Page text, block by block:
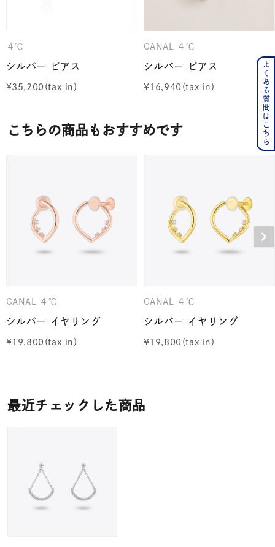
４℃
シルバー ピアス
¥35,200
CANAL ４℃
シルバー ピアス
¥16,940
こちらの商品もおすすめです
CANAL ４℃
シルバー イヤリング
¥19,800
CANAL ４℃
シルバー イヤリング
¥19,800
最近チェックした商品
よくある質問はこちら